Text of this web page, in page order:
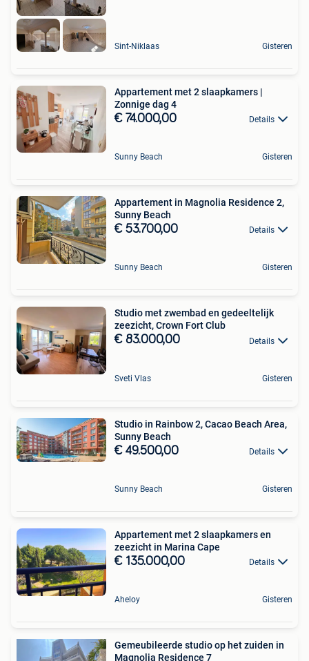
Sint-Niklaas Gisteren
Appartement met 2 slaapkamers |
Zonnige dag 4
€ 74.000,00 Details
Sunny Beach Gisteren
Appartement in Magnolia Residence 2,
Sunny Beach
€ 53.700,00 Details
Sunny Beach Gisteren
Studio met zwembad en gedeeltelijk
zeezicht, Crown Fort Club
€ 83.000,00 Details
Sveti Vlas Gisteren
Studio in Rainbow 2, Cacao Beach Area,
Sunny Beach
€ 49.500,00 Details
Sunny Beach Gisteren
Appartement met 2 slaapkamers en
zeezicht in Marina Cape
€ 135.000,00 Details
Aheloy Gisteren
Gemeubileerde studio op het zuiden in
Magnolia Residence 7